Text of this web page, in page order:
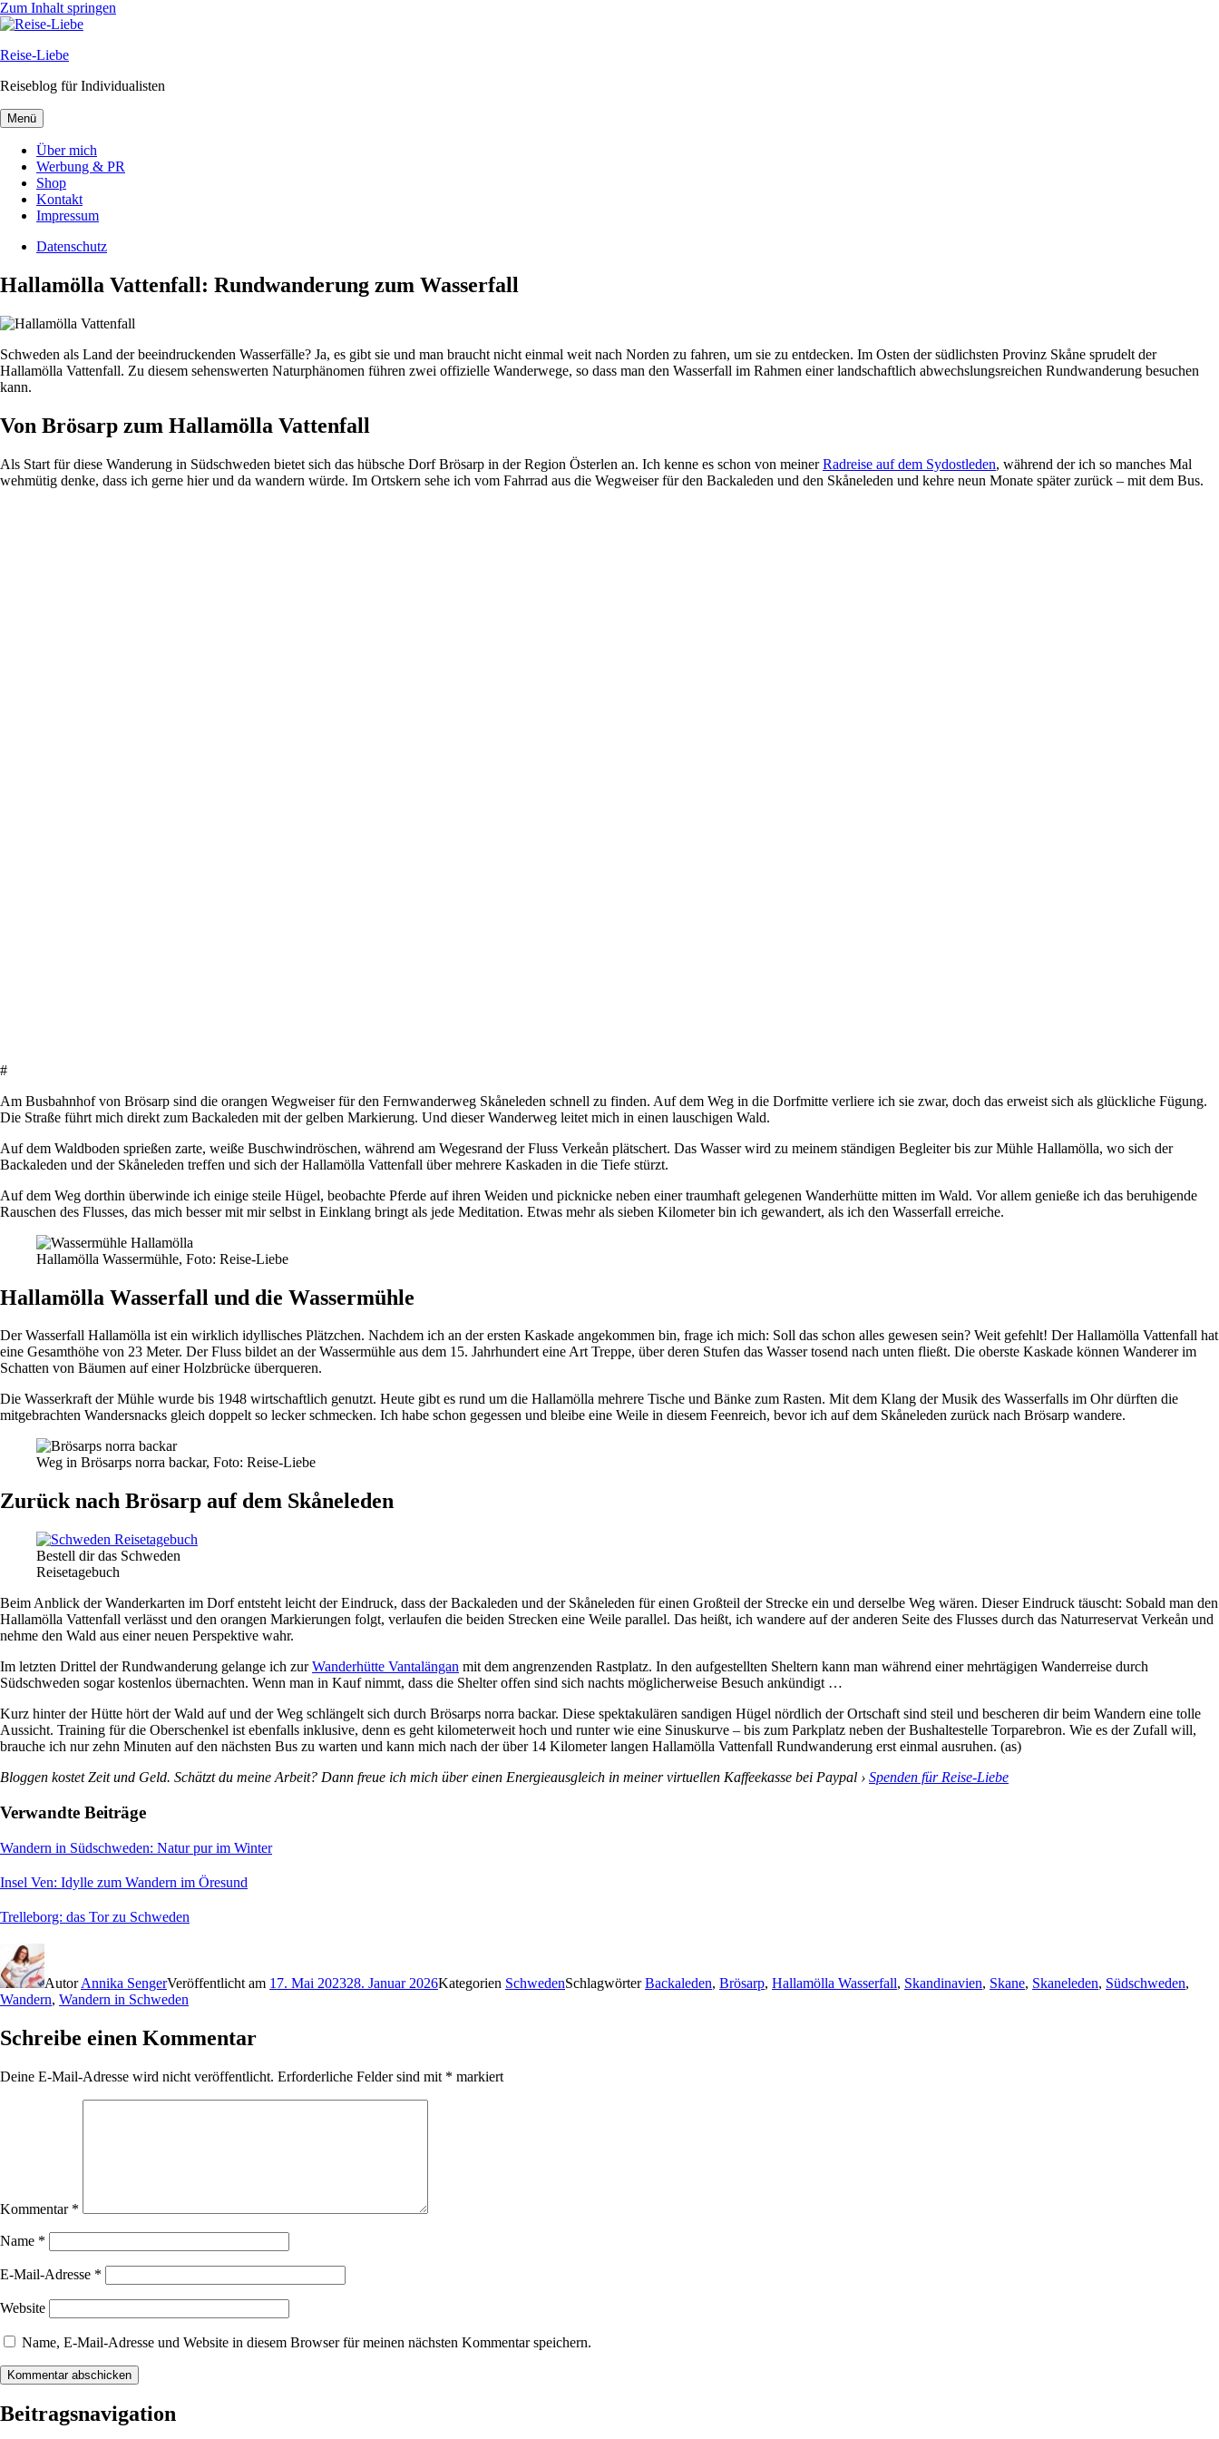
Zum Inhalt springen
Reise-Liebe
Reiseblog für Individualisten
Menü
Über mich
Werbung & PR
Shop
Kontakt
Impressum
Datenschutz
Hallamölla Vattenfall: Rundwanderung zum Wasserfall
Schweden als Land der beeindruckenden Wasserfälle? Ja, es gibt sie und man braucht nicht einmal weit nach Norden zu fahren, um sie zu entdecken. Im Osten der südlichsten Provinz Skåne sprudelt der
Hallamölla Vattenfall. Zu diesem sehenswerten Naturphänomen führen zwei offizielle Wanderwege, so dass man den Wasserfall im Rahmen einer landschaftlich abwechslungsreichen Rundwanderung besuchen
kann.
Von Brösarp zum Hallamölla Vattenfall
Als Start für diese Wanderung in Südschweden bietet sich das hübsche Dorf Brösarp in der Region Österlen an. Ich kenne es schon von meinerRadreise auf dem Sydostleden, während der ich so manches Mal
wehmütig denke, dass ich gerne hier und da wandern würde. Im Ortskern sehe ich vom Fahrrad aus die Wegweiser für den Backaleden und den Skåneleden und kehre neun Monate später zurück – mit dem Bus.
#
Am Busbahnhof von Brösarp sind die orangen Wegweiser für den Fernwanderweg Skåneleden schnell zu finden. Auf dem Weg in die Dorfmitte verliere ich sie zwar, doch das erweist sich als glückliche Fügung.
Die Straße führt mich direkt zum Backaleden mit der gelben Markierung. Und dieser Wanderweg leitet mich in einen lauschigen Wald.
Auf dem Waldboden sprießen zarte, weiße Buschwindröschen, während am Wegesrand der Fluss Verkeån plätschert. Das Wasser wird zu meinem ständigen Begleiter bis zur Mühle Hallamölla, wo sich der
Backaleden und der Skåneleden treffen und sich der Hallamölla Vattenfall über mehrere Kaskaden in die Tiefe stürzt.
Auf dem Weg dorthin überwinde ich einige steile Hügel, beobachte Pferde auf ihren Weiden und picknicke neben einer traumhaft gelegenen Wanderhütte mitten im Wald. Vor allem genieße ich das beruhigende
Rauschen des Flusses, das mich besser mit mir selbst in Einklang bringt als jede Meditation. Etwas mehr als sieben Kilometer bin ich gewandert, als ich den Wasserfall erreiche.
Hallamölla Wassermühle, Foto: Reise-Liebe
Hallamölla Wasserfall und die Wassermühle
Der Wasserfall Hallamölla ist ein wirklich idyllisches Plätzchen. Nachdem ich an der ersten Kaskade angekommen bin, frage ich mich: Soll das schon alles gewesen sein? Weit gefehlt! Der Hallamölla Vattenfall hat
eine Gesamthöhe von 23 Meter. Der Fluss bildet an der Wassermühle aus dem 15. Jahrhundert eine Art Treppe, über deren Stufen das Wasser tosend nach unten fließt. Die oberste Kaskade können Wanderer im
Schatten von Bäumen auf einer Holzbrücke überqueren.
Die Wasserkraft der Mühle wurde bis 1948 wirtschaftlich genutzt. Heute gibt es rund um die Hallamölla mehrere Tische und Bänke zum Rasten. Mit dem Klang der Musik des Wasserfalls im Ohr dürften die
mitgebrachten Wandersnacks gleich doppelt so lecker schmecken. Ich habe schon gegessen und bleibe eine Weile in diesem Feenreich, bevor ich auf dem Skåneleden zurück nach Brösarp wandere.
Weg in Brösarps norra backar, Foto: Reise-Liebe
Zurück nach Brösarp auf dem Skåneleden
Bestell dir das Schweden
Reisetagebuch
Beim Anblick der Wanderkarten im Dorf entsteht leicht der Eindruck, dass der Backaleden und der Skåneleden für einen Großteil der Strecke ein und derselbe Weg wären. Dieser Eindruck täuscht: Sobald man den
Hallamölla Vattenfall verlässt und den orangen Markierungen folgt, verlaufen die beiden Strecken eine Weile parallel. Das heißt, ich wandere auf der anderen Seite des Flusses durch das Naturreservat Verkeån und
nehme den Wald aus einer neuen Perspektive wahr.
Im letzten Drittel der Rundwanderung gelange ich zurWanderhütte Vantalängan mit dem angrenzenden Rastplatz. In den aufgestellten Sheltern kann man während einer mehrtägigen Wanderreise durch
Südschweden sogar kostenlos übernachten. Wenn man in Kauf nimmt, dass die Shelter offen sind sich nachts möglicherweise Besuch ankündigt …
Kurz hinter der Hütte hört der Wald auf und der Weg schlängelt sich durch Brösarps norra backar. Diese spektakulären sandigen Hügel nördlich der Ortschaft sind steil und bescheren dir beim Wandern eine tolle
Aussicht. Training für die Oberschenkel ist ebenfalls inklusive, denn es geht kilometerweit hoch und runter wie eine Sinuskurve – bis zum Parkplatz neben der Bushaltestelle Torparebron. Wie es der Zufall will,
brauche ich nur zehn Minuten auf den nächsten Bus zu warten und kann mich nach der über 14 Kilometer langen Hallamölla Vattenfall Rundwanderung erst einmal ausruhen. (as)
Bloggen kostet Zeit und Geld. Schätzt du meine Arbeit? Dann freue ich mich über einen Energieausgleich in meiner virtuellen Kaffeekasse bei Paypal › Spenden für Reise-Liebe
Verwandte Beiträge
Wandern in Südschweden: Natur pur im Winter
Insel Ven: Idylle zum Wandern im Öresund
Trelleborg: das Tor zu Schweden
AutorAnnika SengerVeröffentlicht am 17. Mai 202328. Januar 2026Kategorien SchwedenSchlagwörterBackaleden, Brösarp, Hallamölla Wasserfall, Skandinavien, Skane, Skaneleden, Südschweden,
Wandern, Wandern in Schweden
Schreibe einen Kommentar
Deine E-Mail-Adresse wird nicht veröffentlicht. Erforderliche Felder sind mit * markiert
Kommentar *
Name *
E-Mail-Adresse *
Website
Name, E-Mail-Adresse und Website in diesem Browser für meinen nächsten Kommentar speichern.
Beitragsnavigation